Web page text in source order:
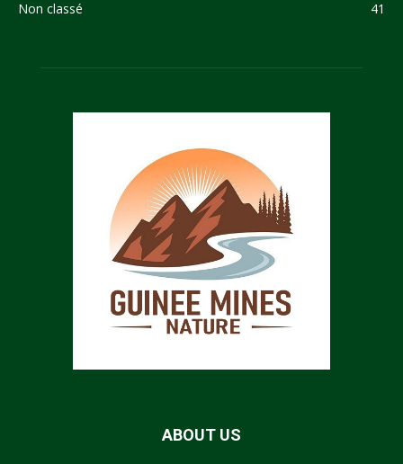
Non classé
41
ABOUT US